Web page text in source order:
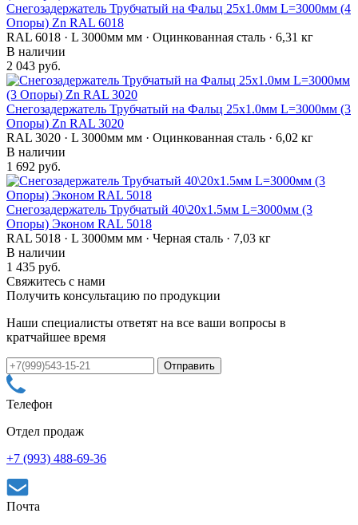
Снегозадержатель Трубчатый на Фальц 25х1.0мм L=3000мм (4
Опоры) Zn RAL 6018
RAL 6018 · L 3000мм мм · Оцинкованная сталь · 6,31 кг
В наличии
2 043 руб.
Снегозадержатель Трубчатый на Фальц 25х1.0мм L=3000мм (3
Опоры) Zn RAL 3020
RAL 3020 · L 3000мм мм · Оцинкованная сталь · 6,02 кг
В наличии
1 692 руб.
Снегозадержатель Трубчатый 40\20х1.5мм L=3000мм (3
Опоры) Эконом RAL 5018
RAL 5018 · L 3000мм мм · Черная сталь · 7,03 кг
В наличии
1 435 руб.
Свяжитесь с нами
Получить консультацию по продукции
Наши специалисты ответят на все ваши вопросы в
кратчайшее время
Телефон
Отдел продаж
+7 (993) 488-69-36
Почта